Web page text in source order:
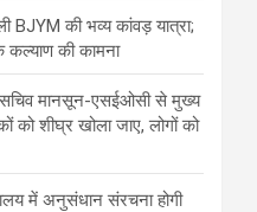
BJYM की भव्य कांवड़ यात्रा;
कल्याण की कामना
मानसून-एसईओसी से मुख्य
को शीघ्र खोला जाए, लोगों को
में अनुसंधान संरचना होगी